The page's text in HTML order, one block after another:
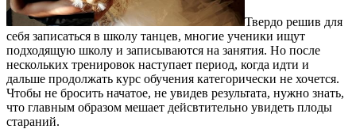
Твердо решив для
себя записаться в школу танцев, многие ученики ищут
подходящую школу и записываются на занятия. Но после
нескольких тренировок наступает период, когда идти и
дальше продолжать курс обучения категорически не хочется.
Чтобы не бросить начатое, не увидев результата, нужно знать,
что главным образом мешает дейсвтительно увидеть плоды
стараний.